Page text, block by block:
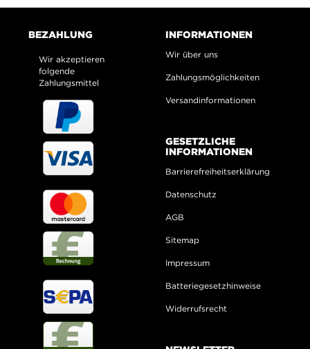
BEZAHLUNG
Wir akzeptieren
folgende
Zahlungsmittel
INFORMATIONEN
Wir über uns
Zahlungsmöglichkeiten
Versandinformationen
GESETZLICHE
INFORMATIONEN
Barrierefreiheitserklärung
Datenschutz
AGB
Sitemap
Impressum
Batteriegesetzhinweise
Widerrufsrecht